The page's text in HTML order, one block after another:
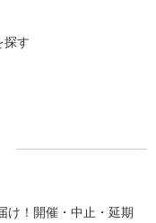
探す
け！開催・中止・延期